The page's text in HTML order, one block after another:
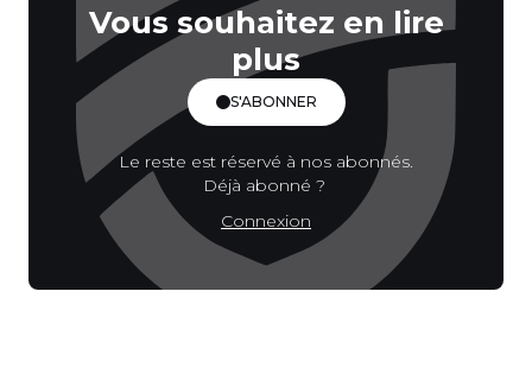
Vous souhaitez en lire
plus
S'ABONNER
Le reste est réservé à nos abonnés.
Déjà abonné ?
Connexion